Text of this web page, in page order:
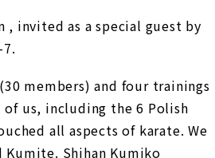
, invited as a special guest by
members) and four trainings
us, including the 6 Polish
all aspects of karate. We
Kumite. Shihan Kumiko